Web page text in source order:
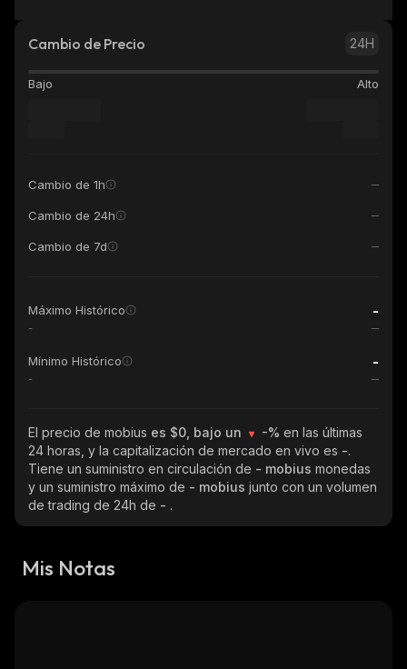
Cambio de Precio 24H
Bajo Alto
Cambio de 1h
Cambio de 24h
Cambio de 7d
Máximo Histórico -
-
Mínimo Histórico -
-
El precio de mobius es $0, bajo un -% en las últimas
24 horas, y la capitalización de mercado en vivo es -.
Tiene un suministro en circulación de - mobius monedas
y un suministro máximo de - mobius junto con un volumen
de trading de 24h de - .
Mis Notas